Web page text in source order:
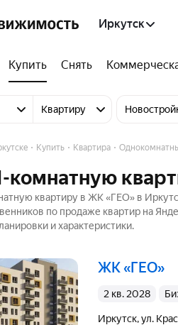
Иркутск
Купить Снять
Квартиру
Купить Квартира
комнатную
квартиру в ЖК «ГЕО» в
по продаже квартир на
и характеристики.
ЖК «ГЕО»
2 кв. 2028
Иркутск,ул.